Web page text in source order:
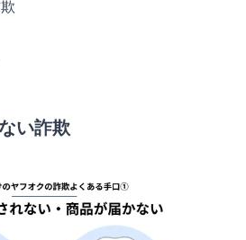
い詐欺